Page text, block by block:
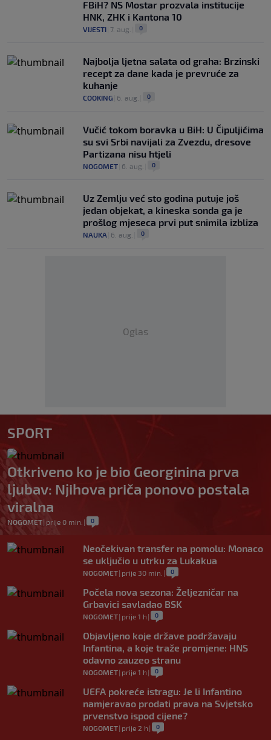
FBiH? NS Mostar prozvala institucije
HNK, ZHK i Kantona 10
VIJESTI 7. aug. 0
Najbolja ljetna salata od graha: Brzinski
recept za dane kada je prevruće za
kuhanje
COOKING 6. aug. 0
Vučić tokom boravka u BiH: U Čipuljićima
su svi Srbi navijali za Zvezdu, dresove
Partizana nisu htjeli
NOGOMET 6. aug. 0
Uz Zemlju već sto godina putuje još
jedan objekat, a kineska sonda ga je
prošlog mjeseca prvi put snimila izbliza
NAUKA 6. aug. 0
Oglas
SPORT
Otkriveno ko je bio Georginina prva
ljubav: Njihova priča ponovo postala
viralna
NOGOMET| prije 0 min. | 0
Neočekivan transfer na pomolu: Monaco
se uključio u utrku za Lukakua
NOGOMET| prije 30 min. | 0
Počela nova sezona: Željezničar na
Grbavici savladao BSK
NOGOMET| prije 1 h | 0
Objavljeno koje države podržavaju
Infantina, a koje traže promjene: HNS
odavno zauzeo stranu
NOGOMET| prije 1 h | 0
UEFA pokreće istragu: Je li Infantino
namjeravao prodati prava na Svjetsko
prvenstvo ispod cijene?
NOGOMET| prije 2 h | 0